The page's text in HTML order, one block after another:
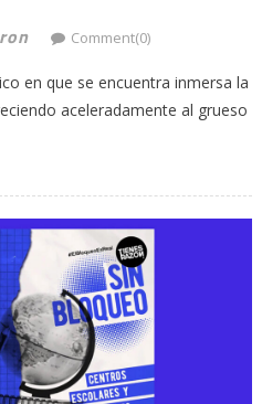
Comment(0)
en que se encuentra inmersa la
aceleradamente al grueso